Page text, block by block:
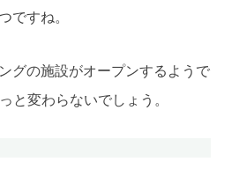
すね。
グの施設がオープンするようで
と変わらないでしょう。